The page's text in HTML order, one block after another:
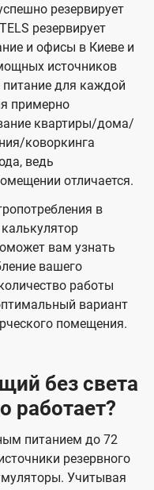
резервирует
резервирует
и офисы в Киеве и
источников
питание для каждой
примерно
квартиры/дома/
коворкинга
ведь
отличается.
в
вам узнать
вашего
работы
вариант
помещения.
без света
работает?
питанием до 72
резервного
Учитывая